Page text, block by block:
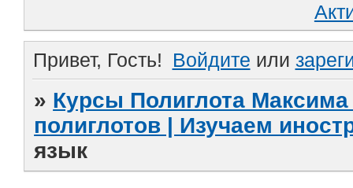
Привет, Гость! Войдите или
» Курсы Полиглота
полиглотов | Изучаем
язык